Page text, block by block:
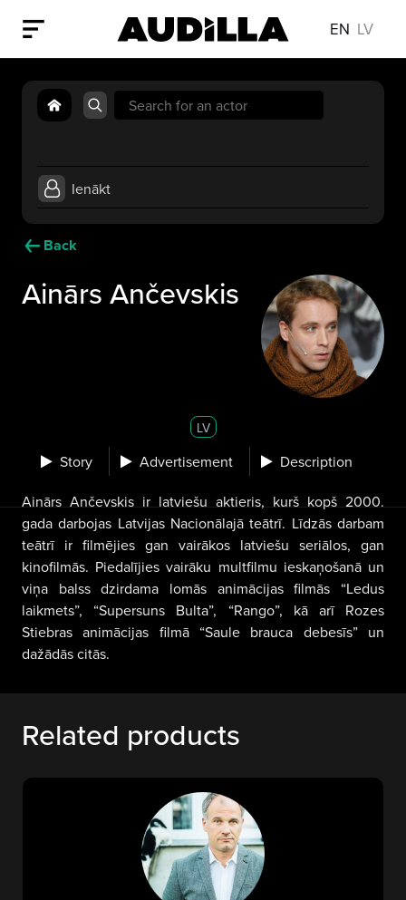
EN LV
Search
for:
Ienākt
Back
Ainārs Ančevskis
LV
Story Advertisement Description
Ainārs Ančevskis ir latviešu aktieris, kurš kopš 2000.
gada darbojas Latvijas Nacionālajā teātrī. Līdzās darbam
teātrī ir filmējies gan vairākos latviešu seriālos, gan
kinofilmās. Piedalījies vairāku multfilmu ieskaņošanā un
viņa balss dzirdama lomās animācijas filmās “Ledus
laikmets”, “Supersuns Bulta”, “Rango”, kā arī Rozes
Stiebras animācijas filmā “Saule brauca debesīs” un
dažādās citās.
Related products